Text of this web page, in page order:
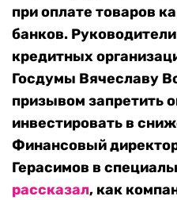
при оплате товаров
банков.
кредитных
Госдумы Вячеславу
призывом запретить
инвестировать в
Финансовый
Герасимов в
рассказал, как